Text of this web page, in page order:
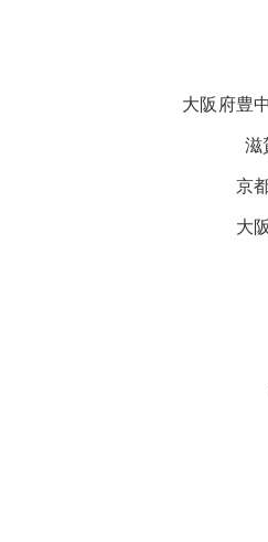
大阪府豊
京
大
本日1
今日は
イオンタウン
では